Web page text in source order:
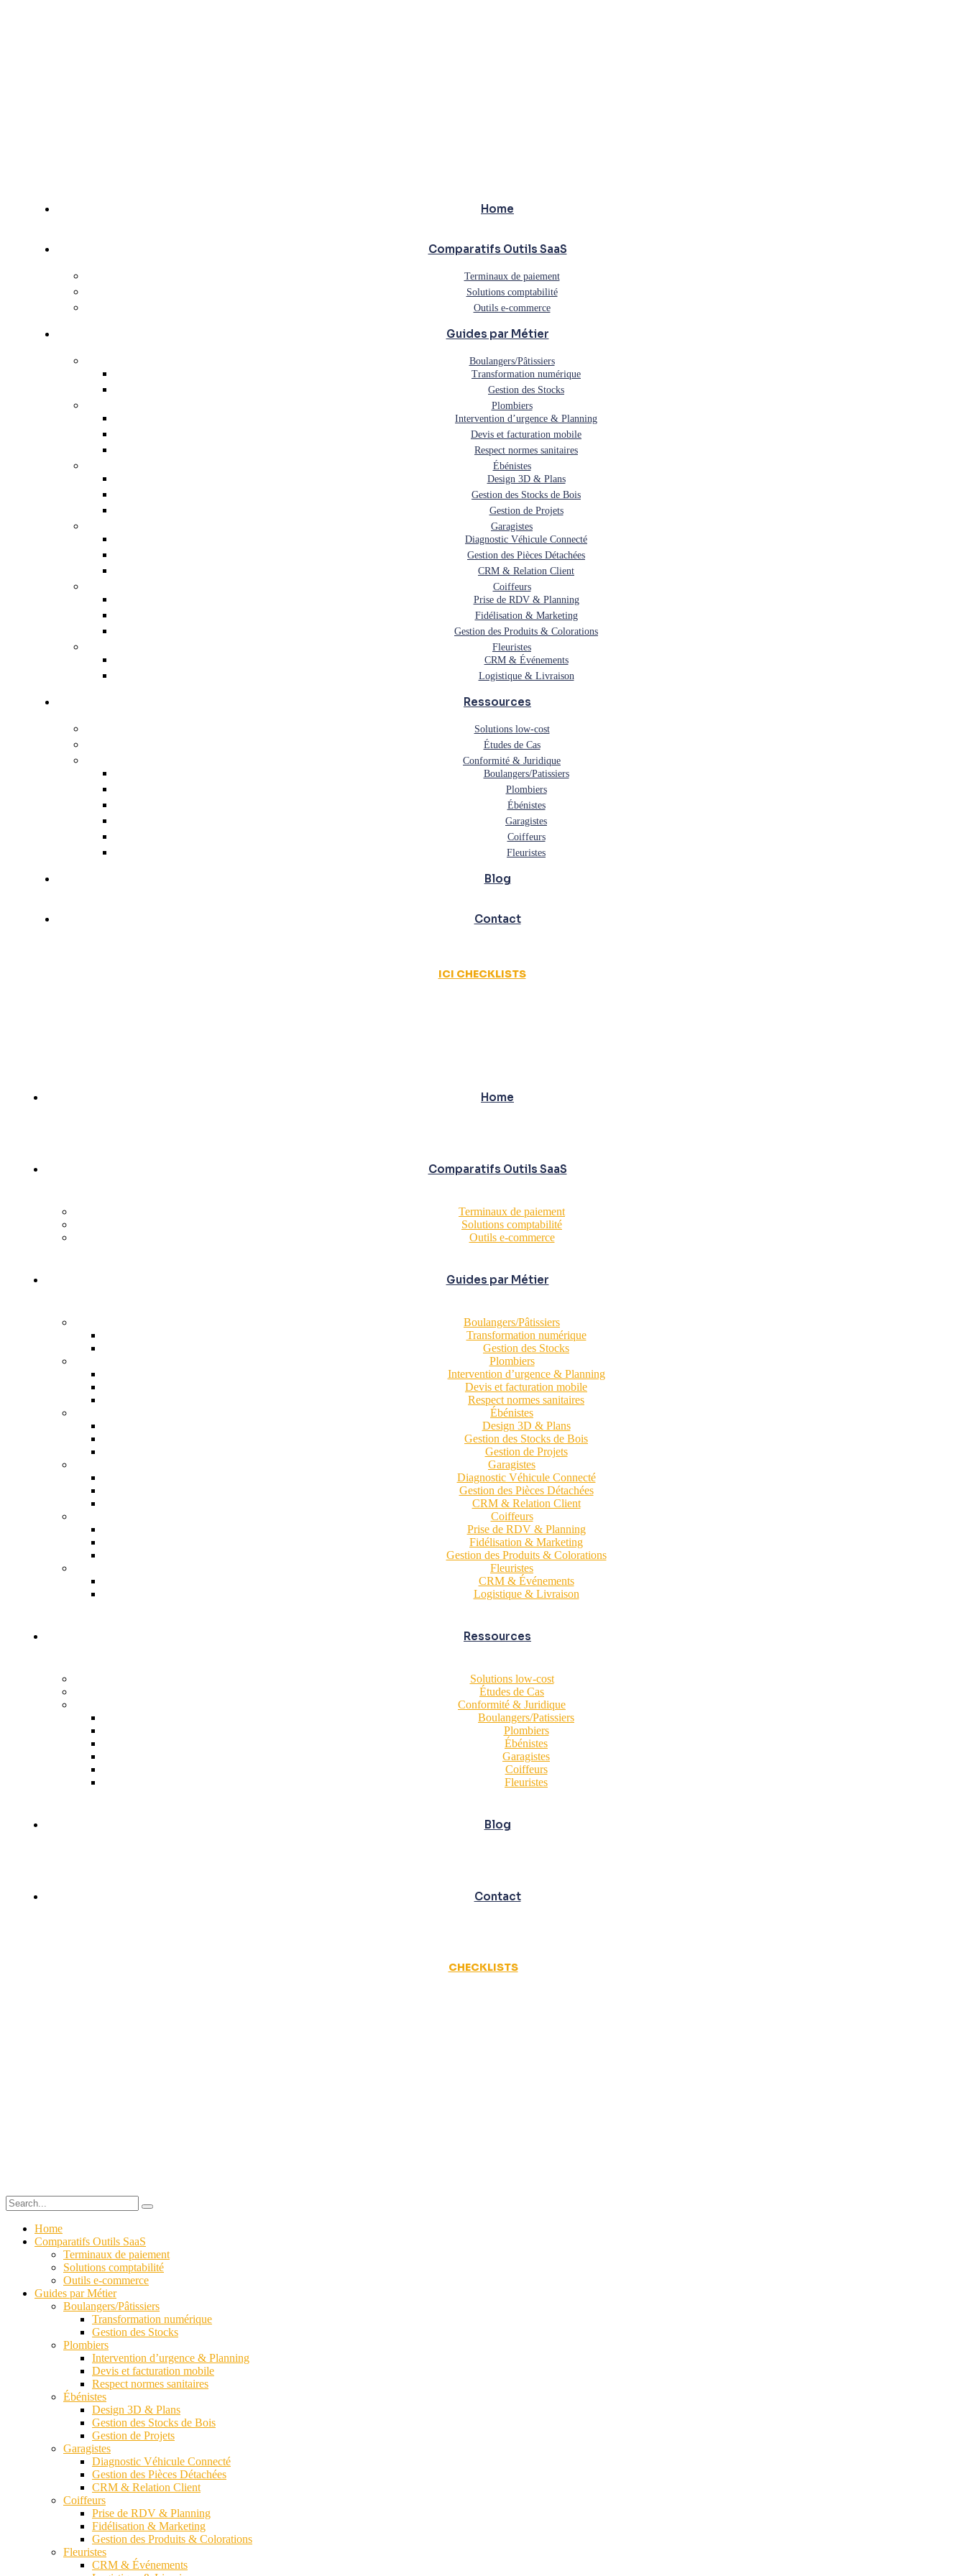
Home
Comparatifs Outils SaaS
Terminaux de paiement
Solutions comptabilité
Outils e-commerce
Guides par Métier
Boulangers/Pâtissiers
Transformation numérique
Gestion des Stocks
Plombiers
Intervention d’urgence & Planning
Devis et facturation mobile
Respect normes sanitaires
Ébénistes
Design 3D & Plans
Gestion des Stocks de Bois
Gestion de Projets
Garagistes
Diagnostic Véhicule Connecté
Gestion des Pièces Détachées
CRM & Relation Client
Coiffeurs
Prise de RDV & Planning
Fidélisation & Marketing
Gestion des Produits & Colorations
Fleuristes
CRM & Événements
Logistique & Livraison
Ressources
Solutions low-cost
Études de Cas
Conformité & Juridique
Boulangers/Patissiers
Plombiers
Ébénistes
Garagistes
Coiffeurs
Fleuristes
Blog
Contact
ICI CHECKLISTS
Home
Comparatifs Outils SaaS
Terminaux de paiement
Solutions comptabilité
Outils e-commerce
Guides par Métier
Boulangers/Pâtissiers
Transformation numérique
Gestion des Stocks
Plombiers
Intervention d’urgence & Planning
Devis et facturation mobile
Respect normes sanitaires
Ébénistes
Design 3D & Plans
Gestion des Stocks de Bois
Gestion de Projets
Garagistes
Diagnostic Véhicule Connecté
Gestion des Pièces Détachées
CRM & Relation Client
Coiffeurs
Prise de RDV & Planning
Fidélisation & Marketing
Gestion des Produits & Colorations
Fleuristes
CRM & Événements
Logistique & Livraison
Ressources
Solutions low-cost
Études de Cas
Conformité & Juridique
Boulangers/Patissiers
Plombiers
Ébénistes
Garagistes
Coiffeurs
Fleuristes
Blog
Contact
CHECKLISTS
Home
Comparatifs Outils SaaS
Terminaux de paiement
Solutions comptabilité
Outils e-commerce
Guides par Métier
Boulangers/Pâtissiers
Transformation numérique
Gestion des Stocks
Plombiers
Intervention d’urgence & Planning
Devis et facturation mobile
Respect normes sanitaires
Ébénistes
Design 3D & Plans
Gestion des Stocks de Bois
Gestion de Projets
Garagistes
Diagnostic Véhicule Connecté
Gestion des Pièces Détachées
CRM & Relation Client
Coiffeurs
Prise de RDV & Planning
Fidélisation & Marketing
Gestion des Produits & Colorations
Fleuristes
CRM & Événements